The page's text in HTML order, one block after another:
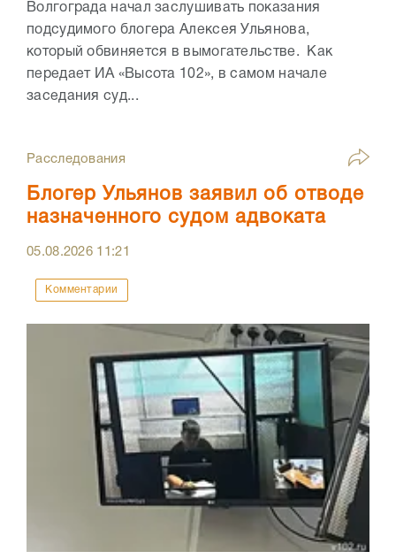
Волгограда начал заслушивать показания
подсудимого блогера Алексея Ульянова,
который обвиняется в вымогательстве. Как
передает ИА «Высота 102», в самом начале
заседания суд...
Расследования
Блогер Ульянов заявил об отводе
назначенного судом адвоката
05.08.2026 11:21
Комментарии